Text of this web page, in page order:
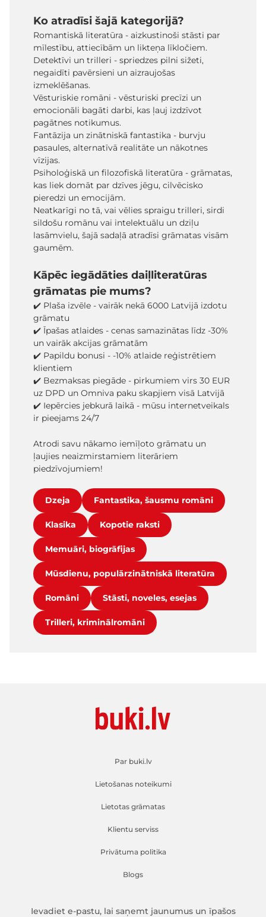
Ko atradīsi šajā kategorijā?
Romantiskā literatūra - aizkustinoši stāsti par
mīlestību, attiecībām un likteņa līkločiem.
Detektīvi un trilleri - spriedzes pilni sižeti,
negaidīti pavērsieni un aizraujošas
izmeklēšanas.
Vēsturiskie romāni - vēsturiski precīzi un
emocionāli bagāti darbi, kas ļauj izdzīvot
pagātnes notikumus.
Fantāzija un zinātniskā fantastika - burvju
pasaules, alternatīvā realitāte un nākotnes
vīzijas.
Psiholoģiskā un filozofiskā literatūra - grāmatas,
kas liek domāt par dzīves jēgu, cilvēcisko
pieredzi un emocijām.
Neatkarīgi no tā, vai vēlies spraigu trilleri, sirdi
sildošu romānu vai intelektuālu un dziļu
lasāmvielu, šajā sadaļā atradīsi grāmatas visām
gaumēm.
Kāpēc iegādāties daiļliteratūras
grāmatas pie mums?
✔️ Plaša izvēle - vairāk nekā 6000 Latvijā izdotu
grāmatu
✔️ Īpašas atlaides - cenas samazinātas līdz -30%
un vairāk akcijas grāmatām
✔️ Papildu bonusi - -10% atlaide reģistrētiem
klientiem
✔️ Bezmaksas piegāde - pirkumiem virs 30 EUR
uz DPD un Omniva paku skapjiem visā Latvijā
✔️ Iepērcies jebkurā laikā - mūsu internetveikals
ir pieejams 24/7
Atrodi savu nākamo iemīļoto grāmatu un
ļaujies neaizmirstamiem literāriem
piedzīvojumiem!
Dzeja Fantastika, šausmu romāni
Klasika Kopotie raksti
Memuāri, biogrāfijas
Mūsdienu, populārzinātniskā literatūra
Romāni Stāsti, noveles, esejas
Trilleri, kriminālromāni
Par buki.lv
Lietošanas noteikumi
Lietotas grāmatas
Klientu serviss
Privātuma politika
Blogs
Ievadiet e-pastu, lai saņemt jaunumus un īpašos